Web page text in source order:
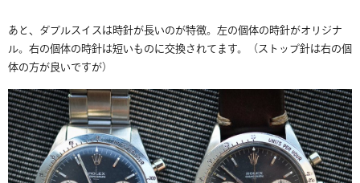
あと、ダブルスイスは時針が長いのが特徴。左の個体の時針がオリジナ
ル。右の個体の時針は短いものに交換されてます。（ストップ針は右の個
体の方が良いですが）